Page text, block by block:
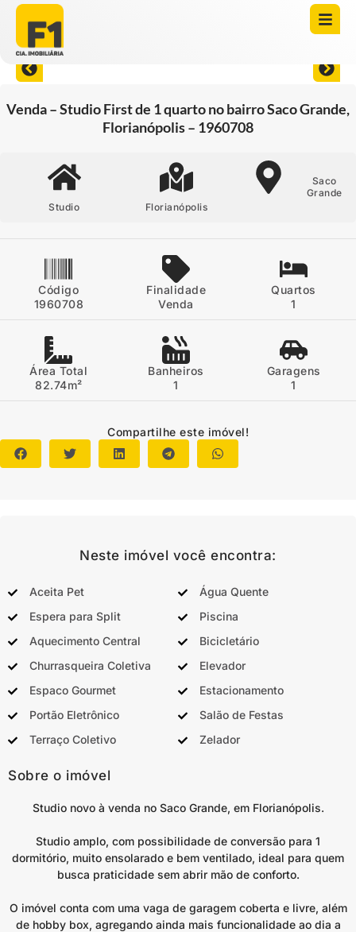
Venda – Studio First de 1 quarto no bairro Saco Grande,
Florianópolis – 1960708
Studio Florianópolis
Saco
Grande
Código
1960708
Finalidade
Venda
Quartos
1
Área Total
82.74m²
Banheiros
1
Garagens
1
Compartilhe este imóvel!
Neste imóvel você encontra:
Aceita Pet
Água Quente
Espera para Split
Piscina
Aquecimento Central
Bicicletário
Churrasqueira Coletiva
Elevador
Espaco Gourmet
Estacionamento
Portão Eletrônico
Salão de Festas
Terraço Coletivo
Zelador
Sobre o imóvel
Studio novo à venda no Saco Grande, em Florianópolis.
Studio amplo, com possibilidade de conversão para 1
dormitório, muito ensolarado e bem ventilado, ideal para quem
busca praticidade sem abrir mão de conforto.
O imóvel conta com uma vaga de garagem coberta e livre, além
de hobby box, agregando ainda mais funcionalidade ao dia a